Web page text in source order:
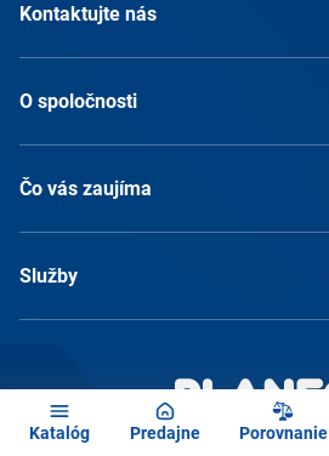
Katalóg Predajne Porovnanie
Kontaktujte nás
O spoločnosti
Čo vás zaujíma
Služby